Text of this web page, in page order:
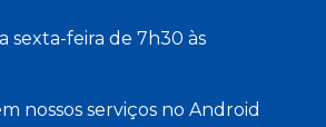
sexta-feira de 7h30 às
nossos serviços no Android